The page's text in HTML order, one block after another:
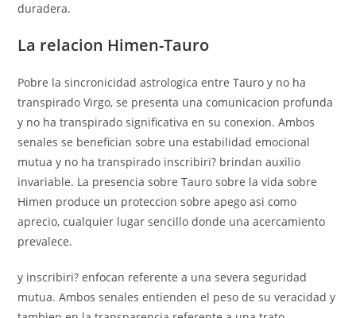
duradera.
La relacion Himen-Tauro
Pobre la sincronicidad astrologica entre Tauro y no ha
transpirado Virgo, se presenta una comunicacion profunda
y no ha transpirado significativa en su conexion. Ambos
senales se benefician sobre una estabilidad emocional
mutua y no ha transpirado inscribiri? brindan auxilio
invariable. La presencia sobre Tauro sobre la vida sobre
Himen produce un proteccion sobre apego asi­ como
aprecio, cualquier lugar sencillo donde una acercamiento
prevalece.
y inscribiri? enfocan referente a una severa seguridad
mutua. Ambos senales entienden el peso de su veracidad y